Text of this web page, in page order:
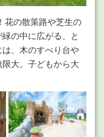
花の散策路や芝生の
の中に広がる、と
、木のすべり台や
大。子どもから大